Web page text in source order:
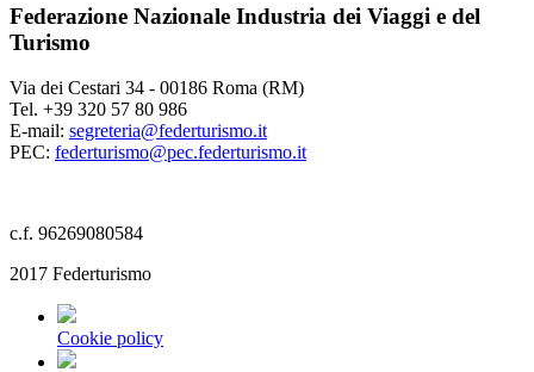
Federazione Nazionale Industria dei Viaggi e del
Turismo
Via dei Cestari 34 - 00186 Roma (RM)
Tel. +39 320 57 80 986
E-mail: segreteria@federturismo.it
PEC: federturismo@pec.federturismo.it
c.f. 96269080584
2017 Federturismo
Cookie policy